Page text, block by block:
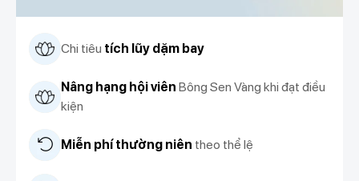
Chi tiêu tích lũy dặm bay
Nâng hạng hội viên Bông Sen Vàng khi đạt điều
kiện
Miễn phí thường niên theo thể lệ